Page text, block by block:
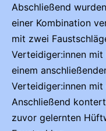
Abschließend
einer Kombination
mit zwei
Verteidiger:innen
einem
Verteidiger:innen mit
Anschließend
zuvor gelernten